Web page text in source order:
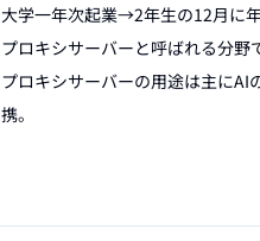
大学一年次起業→2年生の12月に
プロキシサーバーと呼ばれる分野
プロキシサーバーの用途は主にAI
携。